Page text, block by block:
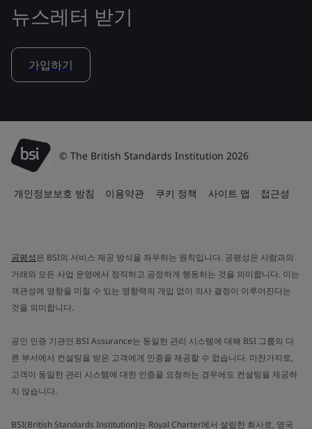
뉴스레터 받기
가입하기
© The British Standards Institution 2026
개인정보보호 방침 이용약관 쿠키 정책 사이트 맵 접근성
공평성은 BSI의 서비스 제공 방식을 좌우하는 원칙입니다. 공평성은 사람과의
거래와 모든 사업 운영에서 정직하고 공정하게 행동하는 것을 의미합니다. 이는
객관성에 영향을 미칠 수 있는 영향력의 개입 없이 의사 결정이 이루어진다는
것을 의미합니다.
공인 인증 기관인 BSI Assurance는 동일한 관리 시스템에 대해 BSI 그룹의 다
른 부서에서 컨설팅을 받은 고객에게 인증을 제공할 수 없습니다. 마찬가지로,
고객이 동일한 관리 시스템에 대한 인증을 요청하는 경우에도 컨설팅을 제공하
지 않습니다.
BSI(British Standards Institution)는 Royal Charter에서 설립한 회사로, 영국